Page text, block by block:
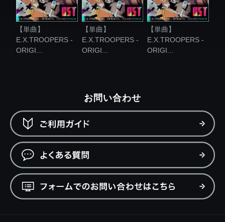
【単曲】
E.X.TROOPERS -
ORIGI...
【単曲】
E.X.TROOPERS -
ORIGI...
【単曲】
E.X.TROOPERS -
ORIGI...
お問い合わせ